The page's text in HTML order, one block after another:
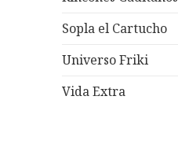
Sopla el Cartucho
Universo Friki
Vida Extra